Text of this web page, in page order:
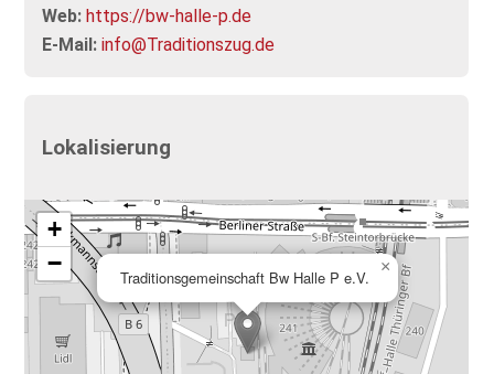
Web: https://bw-halle-p.de
E-Mail: info@Traditionszug.de
Lokalisierung
Traditionsgemeinschaft Bw Halle P e.V.
×
+
−